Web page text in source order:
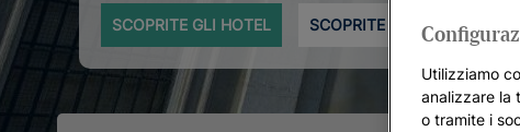
SCOPRITE GLI HOTEL SCOPRITE DI PIÙ
Utilizziamo
analizzare la
o tramite i